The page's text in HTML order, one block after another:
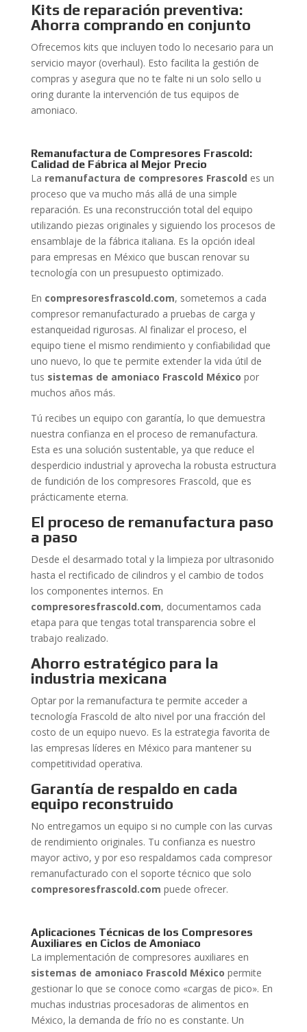
Kits de reparación preventiva:
Ahorra comprando en conjunto
Ofrecemos kits que incluyen todo lo necesario para un
servicio mayor (overhaul). Esto facilita la gestión de
compras y asegura que no te falte ni un solo sello u
oring durante la intervención de tus equipos de
amoniaco.
Remanufactura de Compresores Frascold:
Calidad de Fábrica al Mejor Precio
La remanufactura de compresores Frascold es un
proceso que va mucho más allá de una simple
reparación. Es una reconstrucción total del equipo
utilizando piezas originales y siguiendo los procesos de
ensamblaje de la fábrica italiana. Es la opción ideal
para empresas en México que buscan renovar su
tecnología con un presupuesto optimizado.
En compresoresfrascold.com, sometemos a cada
compresor remanufacturado a pruebas de carga y
estanqueidad rigurosas. Al finalizar el proceso, el
equipo tiene el mismo rendimiento y confiabilidad que
uno nuevo, lo que te permite extender la vida útil de
tus sistemas de amoniaco Frascold México por
muchos años más.
Tú recibes un equipo con garantía, lo que demuestra
nuestra confianza en el proceso de remanufactura.
Esta es una solución sustentable, ya que reduce el
desperdicio industrial y aprovecha la robusta estructura
de fundición de los compresores Frascold, que es
prácticamente eterna.
El proceso de remanufactura paso
a paso
Desde el desarmado total y la limpieza por ultrasonido
hasta el rectificado de cilindros y el cambio de todos
los componentes internos. En
compresoresfrascold.com, documentamos cada
etapa para que tengas total transparencia sobre el
trabajo realizado.
Ahorro estratégico para la
industria mexicana
Optar por la remanufactura te permite acceder a
tecnología Frascold de alto nivel por una fracción del
costo de un equipo nuevo. Es la estrategia favorita de
las empresas líderes en México para mantener su
competitividad operativa.
Garantía de respaldo en cada
equipo reconstruido
No entregamos un equipo si no cumple con las curvas
de rendimiento originales. Tu confianza es nuestro
mayor activo, y por eso respaldamos cada compresor
remanufacturado con el soporte técnico que solo
compresoresfrascold.com puede ofrecer.
Aplicaciones Técnicas de los Compresores
Auxiliares en Ciclos de Amoniaco
La implementación de compresores auxiliares en
sistemas de amoniaco Frascold México permite
gestionar lo que se conoce como «cargas de pico». En
muchas industrias procesadoras de alimentos en
México, la demanda de frío no es constante. Un